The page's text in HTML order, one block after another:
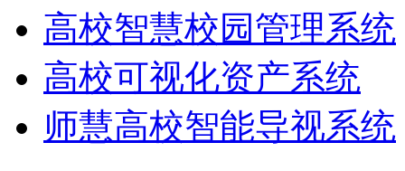
高校智慧校园管理系统
高校可视化资产系统
师慧高校智能导视系统